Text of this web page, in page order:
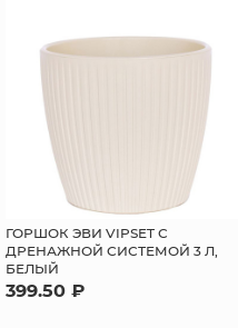
ГОРШОК ЭВИ VIPSET С
ДРЕНАЖНОЙ СИСТЕМОЙ 3 Л,
БЕЛЫЙ
399.50 ₽